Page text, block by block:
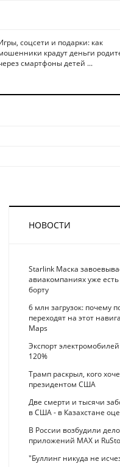
соцсети и подарки: как
крадут деньги
смартфоны детей ...
НОВОСТИ
Starlink Маска
авиакомпаниях уже
борту
6 млн загрузок: почему
переходят на этот
Maps
Экспорт
120%
Трамп раскрыл, кого
президентом США
Две смерти и тысячи
в США - в Казахстане
В России возбудили
приложений MAX и
"Буллинг никуда не